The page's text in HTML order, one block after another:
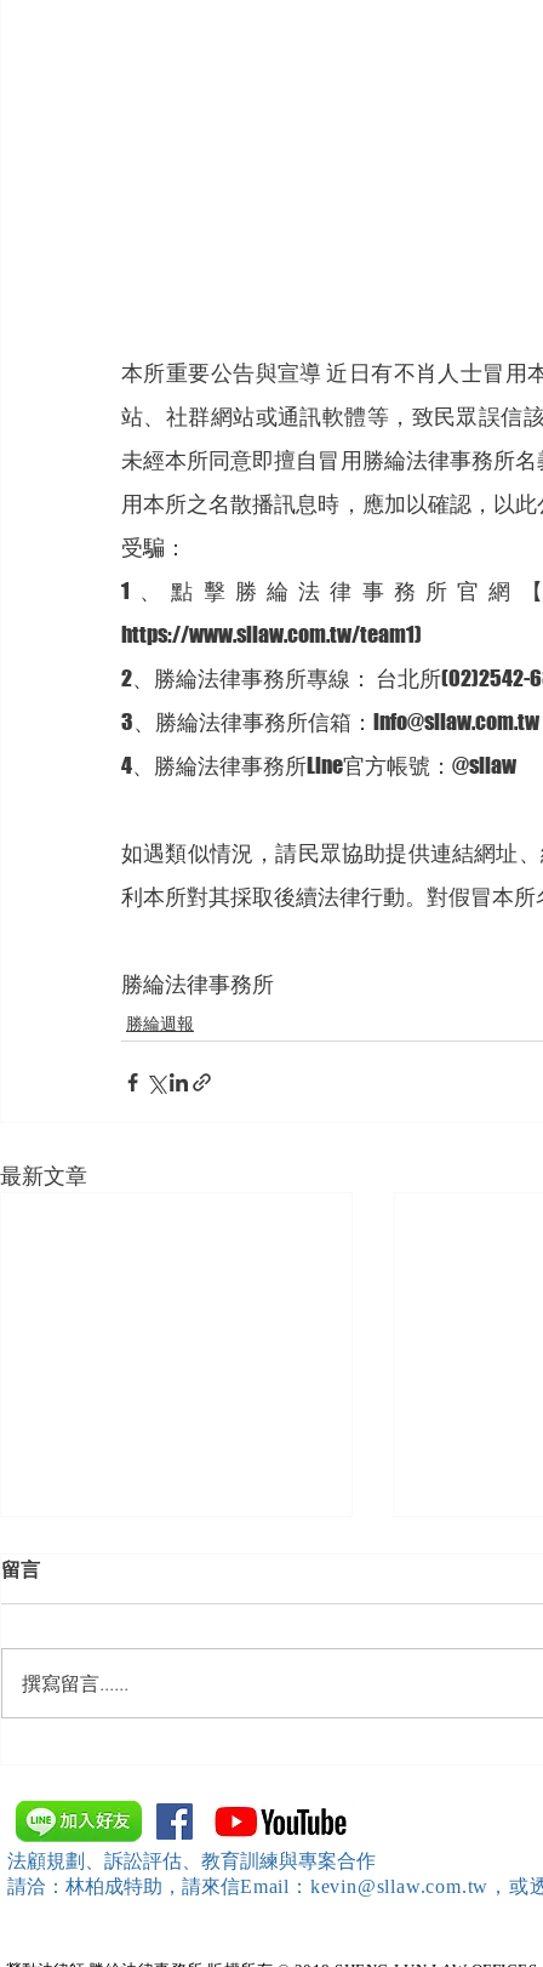
本所重要公告與宣導 近日有不肖人士冒用
站、社群網站或通訊軟體等，致民眾誤信
未經本所同意即擅自冒用勝綸法律事務所
用本所之名散播訊息時，應加以確認，以
受騙：
1、點擊勝綸法律事務所官網
https://www.sllaw.com.tw/team1)
2、勝綸法律事務所專線： 台北所(02)2542-
3、勝綸法律事務所信箱：info@sllaw.com.tw
4、勝綸法律事務所Line官方帳號：@sllaw
如遇類似情況，請民眾協助提供連結網址
利本所對其採取後續法律行動。對假冒本
勝綸法律事務所
勝綸週報
最新文章
訓練）課程，邀請本所所長 邱
靖棠律師 擔任講師
留言
撰寫留言......
法顧規劃、訴訟評估、教育訓練與專案合作
請洽：林柏成特助 ，請來信Email：kevin@sllaw.com.tw，